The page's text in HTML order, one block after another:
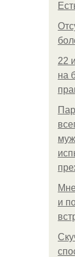
22
на
и